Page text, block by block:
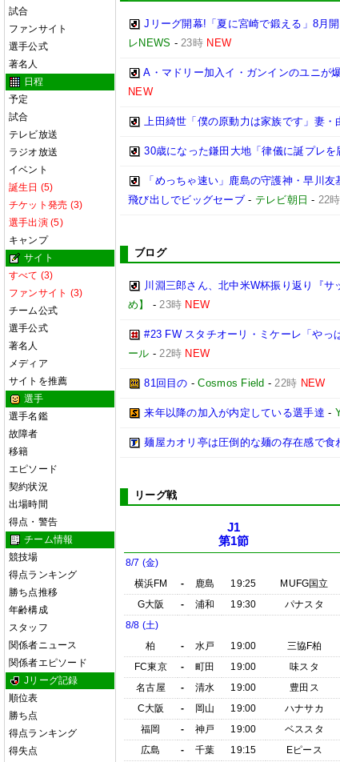
試合
ファンサイト
選手公式
著名人
日程
予定
試合
テレビ放送
ラジオ放送
イベント
誕生日 (5)
チケット発売 (3)
選手出演 (5)
キャンプ
サイト
すべて (3)
ファンサイト (3)
チーム公式
選手公式
著名人
メディア
サイトを推薦
選手
選手名鑑
故障者
移籍
エピソード
契約状況
出場時間
得点・警告
チーム情報
競技場
得点ランキング
勝ち点推移
年齢構成
スタッフ
関係者ニュース
関係者エピソード
Jリーグ記録
順位表
勝ち点
得点ランキング
得失点
Jリーグ開幕!「夏に宮崎で鍛える」8月
レNEWS -23時 NEW
A・マドリー加入イ・ガンインのユニが
NEW
上田綺世「僕の原動力は家族です」妻・
30歳になった鎌田大地「律儀に誕プレ
「めっちゃ速い」鹿島の守護神・早川
飛び出しでビッグセーブ- テレビ朝日 - 22時
ブログ
川淵三郎さん、北中米W杯振り返り『
め】
-23時 NEW
#23 FW スタチオーリ・ミケーレ「やっ
ール -22時 NEW
81回目の -Cosmos Field -22時 NEW
来年以降の加入が内定している選手達 -
麺屋カオリ亭は圧倒的な麺の存在感で食
リーグ戦
J1
第1節
8/7 (金)
横浜FM
- 鹿島 19:25
MUFG国立
G大阪
- 浦和 19:30
パナスタ
8/8 (土)
柏
- 水戸 19:00
三協F柏
FC東京
- 町田 19:00
味スタ
名古屋
- 清水 19:00
豊田ス
C大阪
- 岡山 19:00
ハナサカ
福岡
- 神戸 19:00
ベススタ
広島
- 千葉 19:15
Eピース